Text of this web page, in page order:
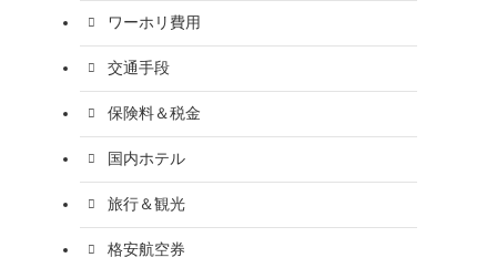
ワーホリ費用
交通手段
保険料＆税金
国内ホテル
旅行＆観光
格安航空券